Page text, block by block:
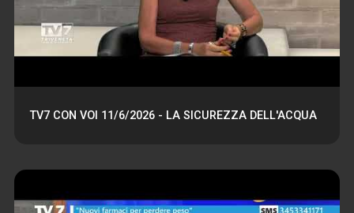
TV7 CON VOI 11/6/2026 - LA SICUREZZA DELL'ACQUA